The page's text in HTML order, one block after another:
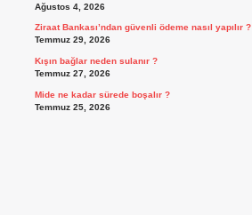
Ağustos 4, 2026
Ziraat Bankası’ndan güvenli ödeme nasıl yapılır ?
Temmuz 29, 2026
Kışın bağlar neden sulanır ?
Temmuz 27, 2026
Mide ne kadar sürede boşalır ?
Temmuz 25, 2026